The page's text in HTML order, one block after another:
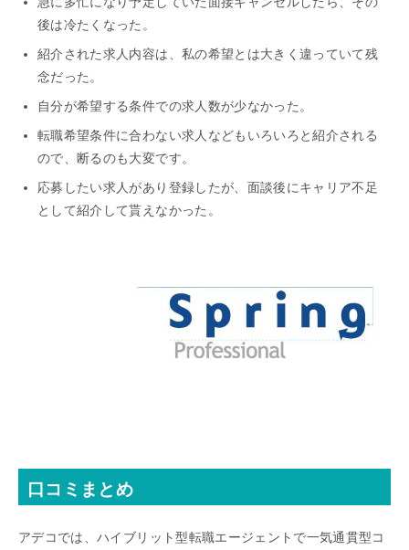
後は冷たくなった。
紹介された求人内容は、私の希望とは大きく違っていて残
念だった。
自分が希望する条件での求人数が少なかった。
転職希望条件に合わない求人などもいろいろと紹介される
ので、断るのも大変です。
応募したい求人があり登録したが、面談後にキャリア不足
として紹介して貰えなかった。
口コミまとめ
アデコでは、ハイブリット型転職エージェントで一気通貫型コ